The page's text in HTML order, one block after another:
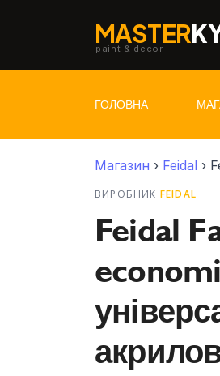
MASTER
paint & decor
ГОЛОВНА
Магазин › Feidal ›
ВИРОБНИК FEIDAL
Feidal